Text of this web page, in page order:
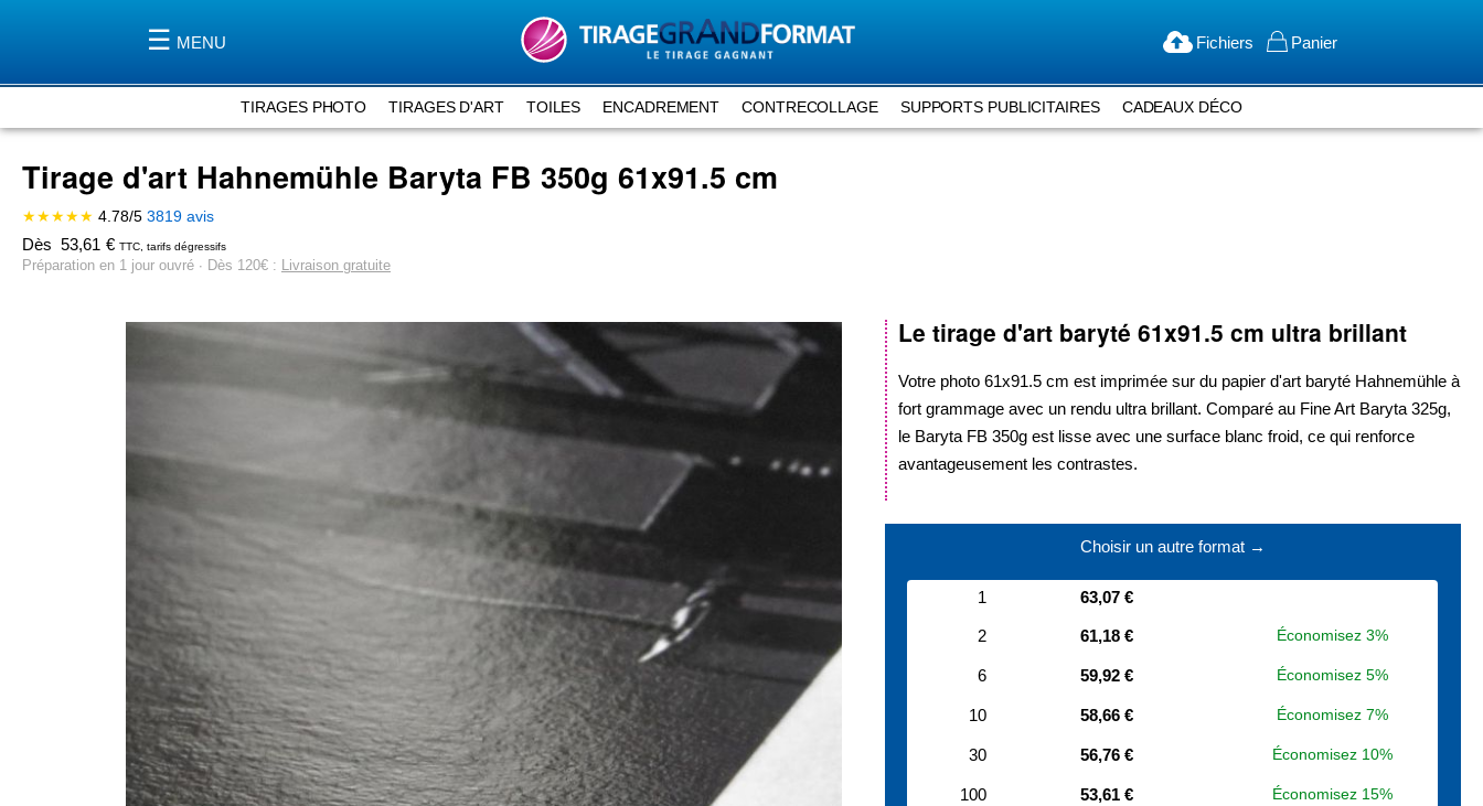
MENU Fichiers Panier
TIRAGES PHOTO TIRAGES D'ART TOILES ENCADREMENT CONTRECOLLAGE SUPPORTS PUBLICITAIRES CADEAUX DÉCO
Tirage d'art Hahnemühle Baryta FB 350g 61x91.5 cm
★★★★★ 4.78/5 3819 avis
Dès 53,61 € TTC, tarifs dégressifs
Préparation en 1 jour ouvré ∙ Dès 120€ : Livraison gratuite
Le tirage d'art baryté61x91.5 cm ultra brillant
Votre photo61x91.5 cm est imprimée sur du papier d'art baryté Hahnemühle à
fort grammage avec un rendu ultra brillant. Comparé au Fine Art Baryta 325g,
le Baryta FB 350g est lisse avec une surface blanc froid, ce qui renforce
avantageusement les contrastes.
Choisir un autre format →
1 63,07 €
2 61,18 € Économisez 3%
6 59,92 € Économisez 5%
10 58,66 € Économisez 7%
30 56,76 € Économisez 10%
100 53,61 € Économisez 15%